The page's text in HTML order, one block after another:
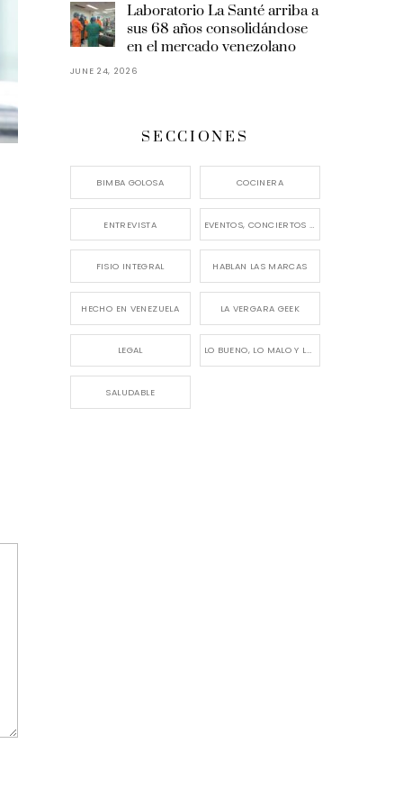
Laboratorio La Santé arriba a
sus 68 años consolidándose
en el mercado venezolano
JUNE 24, 2026
SECCIONES
BIMBA GOLOSA COCINERA
ENTREVISTA
FISIO INTEGRAL HABLAN LAS MARCAS
HECHO EN VENEZUELA LA VERGARA GEEK
LEGAL LO BUENO, LO MALO Y LO FEO
SALUDABLE